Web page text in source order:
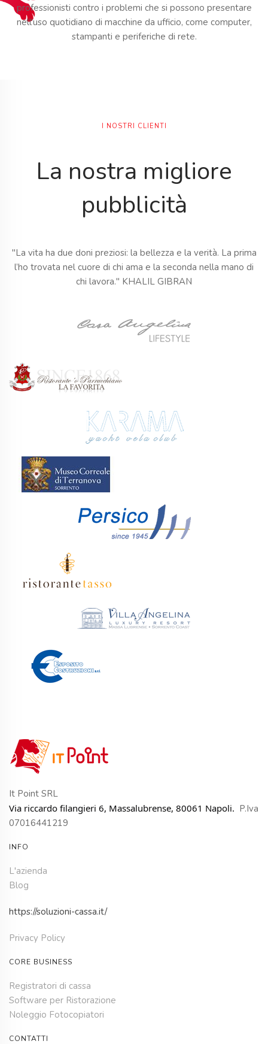
professionisti contro i problemi che si possono presentare
nell'uso quotidiano di macchine da ufficio, come computer,
stampanti e periferiche di rete.
I NOSTRI CLIENTI
La nostra migliore
pubblicità
"La vita ha due doni preziosi: la bellezza e la verità. La prima
l’ho trovata nel cuore di chi ama e la seconda nella mano di
chi lavora." KHALIL GIBRAN
It Point SRL
Via riccardo filangieri 6, Massalubrense, 80061 Napoli. P.Iva
07016441219
INFO
L'azienda
Blog
https://soluzioni-cassa.it/
Privacy Policy
CORE BUSINESS
Registratori di cassa
Software per Ristorazione
Noleggio Fotocopiatori
CONTATTI